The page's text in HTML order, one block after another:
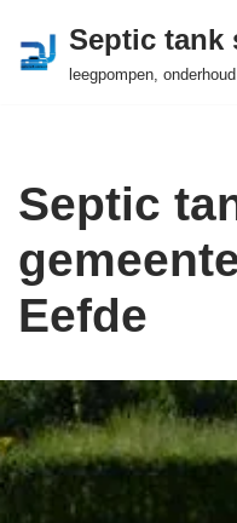
Ga
Septic tank
leegpompen,
Septic
Eefde